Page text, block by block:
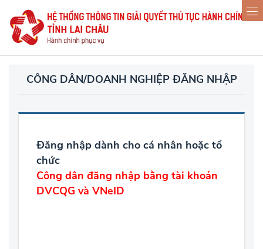
CÔNG DÂN/DOANH NGHIỆP ĐĂNG NHẬP
Đăng nhập dành cho cá nhân hoặc tổ
chức
Công dân đăng nhập bằng tài khoản
DVCQG và VNeID